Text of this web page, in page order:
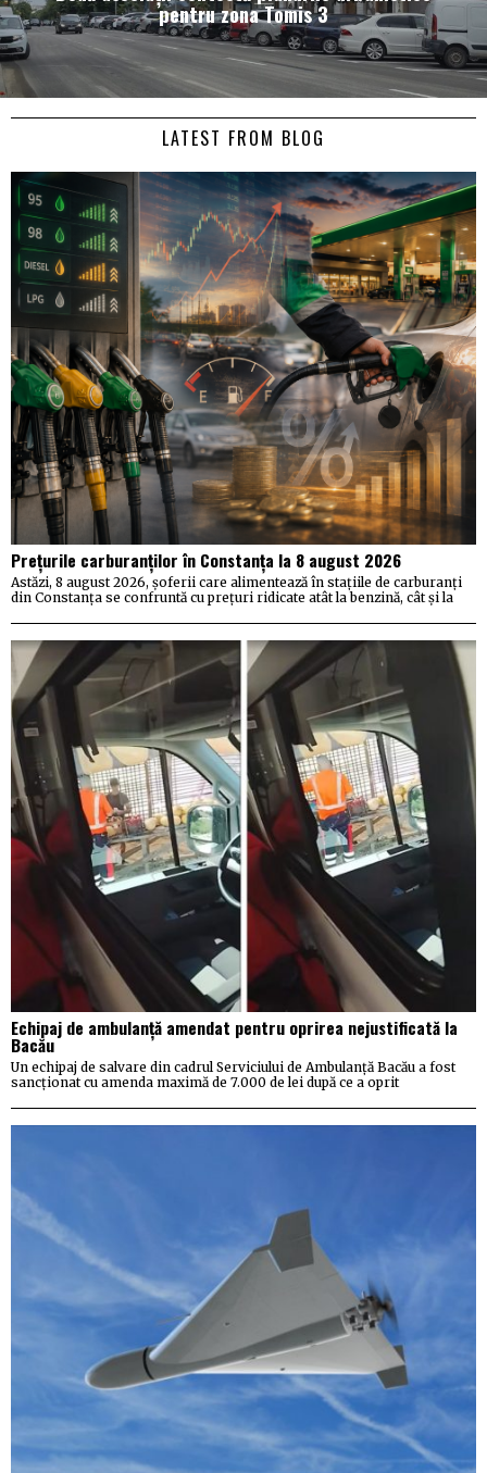
pentru zona Tomis 3
LATEST FROM BLOG
Prețurile carburanților în Constanța la 8 august 2026
Astăzi, 8 august 2026, șoferii care alimentează în stațiile de carburanți
din Constanța se confruntă cu prețuri ridicate atât la benzină, cât și la
Echipaj de ambulanță amendat pentru oprirea nejustificată la
Bacău
Un echipaj de salvare din cadrul Serviciului de Ambulanță Bacău a fost
sancționat cu amenda maximă de 7.000 de lei după ce a oprit